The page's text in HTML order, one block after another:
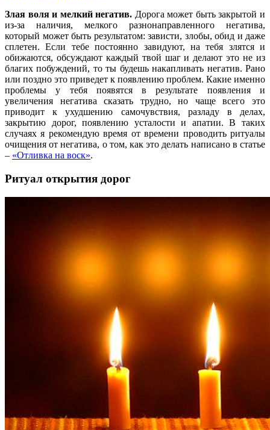
Злая воля и мелкий негатив. Дорога может быть закрытой и
из-за наличия, мелкого разнонаправленного негатива,
который может быть результатом: зависти, злобы, обид и даже
сплетен. Если тебе постоянно завидуют, на тебя злятся и
обижаются, обсуждают каждый твой шаг и делают это не из
благих побуждений, то ты будешь накапливать негатив. Рано
или поздно это приведет к появлению проблем. Какие именно
проблемы у тебя появятся в результате появления и
увеличения негатива сказать трудно, но чаще всего это
приводит к ухудшению самочувствия, разладу в делах,
закрытию дорог, появлению усталости и апатии. В таких
случаях я рекомендую время от времени проводить ритуалы
очищения от негатива, о том, как это делать написано в статье
– «Отливка на воск».
Ритуал открытия дорог